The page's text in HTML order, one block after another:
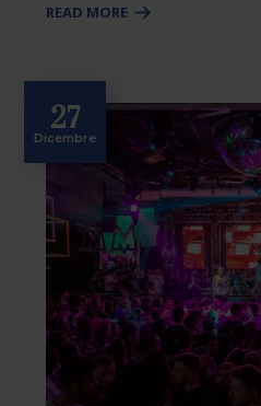
READ MORE
27
Dicembre